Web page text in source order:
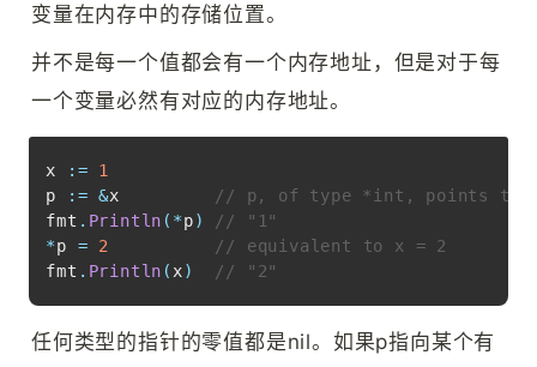
变量在内存中的存储位置。
并不是每一个值都会有一个内存地址，但是对于每
一个变量必然有对应的内存地址。
x :=
1
p
:= &x
// p, of type *int, points to
fmt . Println ( *p)
// "1"
*p = 2
// equivalent to x = 2
fmt . Println ( x) // "2"
任何类型的指针的零值都是nil。如果p指向某个有